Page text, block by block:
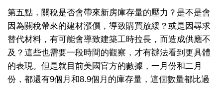
第五點，關稅是否會帶來新房庫存量的壓力？是不是會
因為關稅帶來的建材漲價，導致購買放緩？或是因尋求
替代材料，有可能會導致建築工時拉長，而造成供應不
及？這些也需要一段時間的觀察，才有辦法看到更具體
的表現。但是就目前美國官方的數據，一月份和二月
份，都還有9個月和8.9個月的庫存量，這個數量都比過